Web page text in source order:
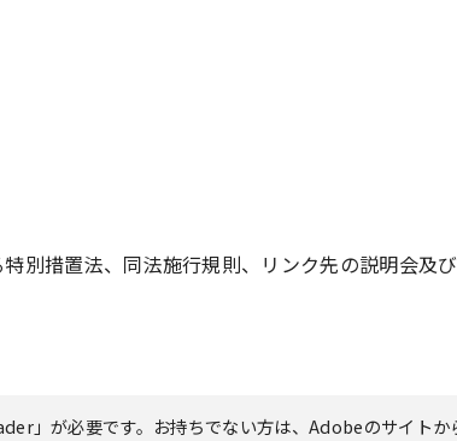
別措置法、同法施行規則、リンク先の説明会及
」が必要です。お持ちでない方は、Adobeのサイトか